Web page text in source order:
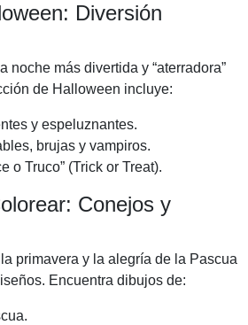
Diversión
noche más divertida y “aterradora”
de Halloween incluye:
y espeluznantes.
brujas y vampiros.
o Truco” (Trick or Treat).
Conejos y
primavera y la alegría de la Pascua
Encuentra dibujos de: